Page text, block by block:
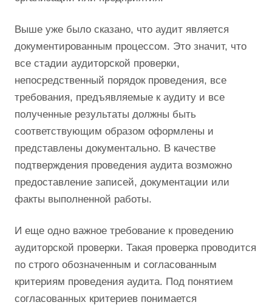
Выше уже было сказано, что аудит является
документированным процессом. Это значит, что
все стадии аудиторской проверки,
непосредственный порядок проведения, все
требования, предъявляемые к аудиту и все
полученные результаты должны быть
соответствующим образом оформлены и
представлены документально. В качестве
подтверждения проведения аудита возможно
предоставление записей, документации или
факты выполненной работы.
И еще одно важное требование к проведению
аудиторской проверки. Такая проверка проводится
по строго обозначенным и согласованным
критериям проведения аудита. Под понятием
согласованных критериев понимается